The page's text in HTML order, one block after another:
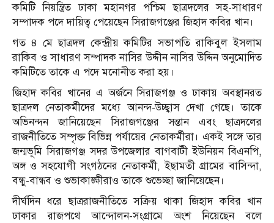
কমিটি নিয়ন্ত্রিত ঢাকা মহানগর পশ্চিম ছাত্রদলের সহ-সাধারণ
সম্পাদক পদে দায়িত্ব পেয়েছেন সিরাজগঞ্জের জিহাদ কবির খান।
গত ৪ মে ছাত্রদল কেন্দ্রীয় কমিটির সভাপতি রাকিবুল ইসলাম
রাকিব ও সাধারণ সম্পাদক নাসির উদ্দীন নাসির উদ্দিন অনুমোদিত
কমিটিতে তাকে এ পদে মনোনীত করা হয়।
জিহাদ কবির খানের এ অর্জনে সিরাজগঞ্জ ও ঢাকায় অবস্থানরত
ছাত্রদল নেতাকর্মীদের মধ্যে আনন্দ-উচ্ছ্বাস দেখা গেছে। তাকে
অভিনন্দন জানিয়েছেন সিরাজগঞ্জের সন্তান এবং ছাত্রদলের
রাজনীতিতে সম্পৃক্ত বিভিন্ন পর্যায়ের নেতাকর্মীরা। একই সঙ্গে তার
জন্মভূমি সিরাজগঞ্জ সদর উপজেলার বাগবাটী ইউনিয়ন বিএনপি,
অঙ্গ ও সহযোগী সংগঠনের নেতাকর্মী, ইছামতী গ্রামের বাসিন্দা,
বন্ধু-বান্ধব ও শুভাকাঙ্ক্ষীরাও তাকে শুভেচ্ছা জানিয়েছেন।
দীর্ঘদিন ধরে ছাত্ররাজনীতিতে সক্রিয় থাকা জিহাদ কবির খান
ঢাকার রাজপথে আন্দোলন-সংগ্রামে অংশ নিয়েছেন বলে